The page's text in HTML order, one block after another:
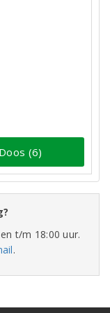
Doos (6)
t/m 18:00 uur.
.